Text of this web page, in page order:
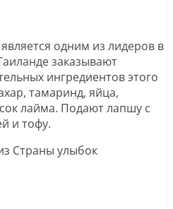
одним из лидеров в
заказывают
ингредиентов этого
тамаринд, яйца,
лайма. Подают лапшу с
и тофу.